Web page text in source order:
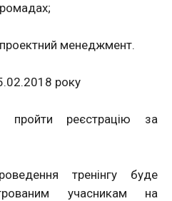
проектний менеджмент.
року
пройти реєстрацію за
тренінгу буде
учасникам на